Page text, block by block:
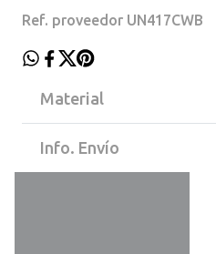
Ref. proveedor UN417CWB
Material
Info. Envío